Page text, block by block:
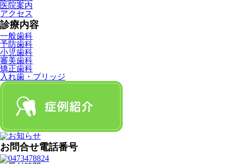
医院案内
アクセス
診療内容
一般歯科
予防歯科
小児歯科
審美歯科
矯正歯科
入れ歯・ブリッジ
お問合せ電話番号